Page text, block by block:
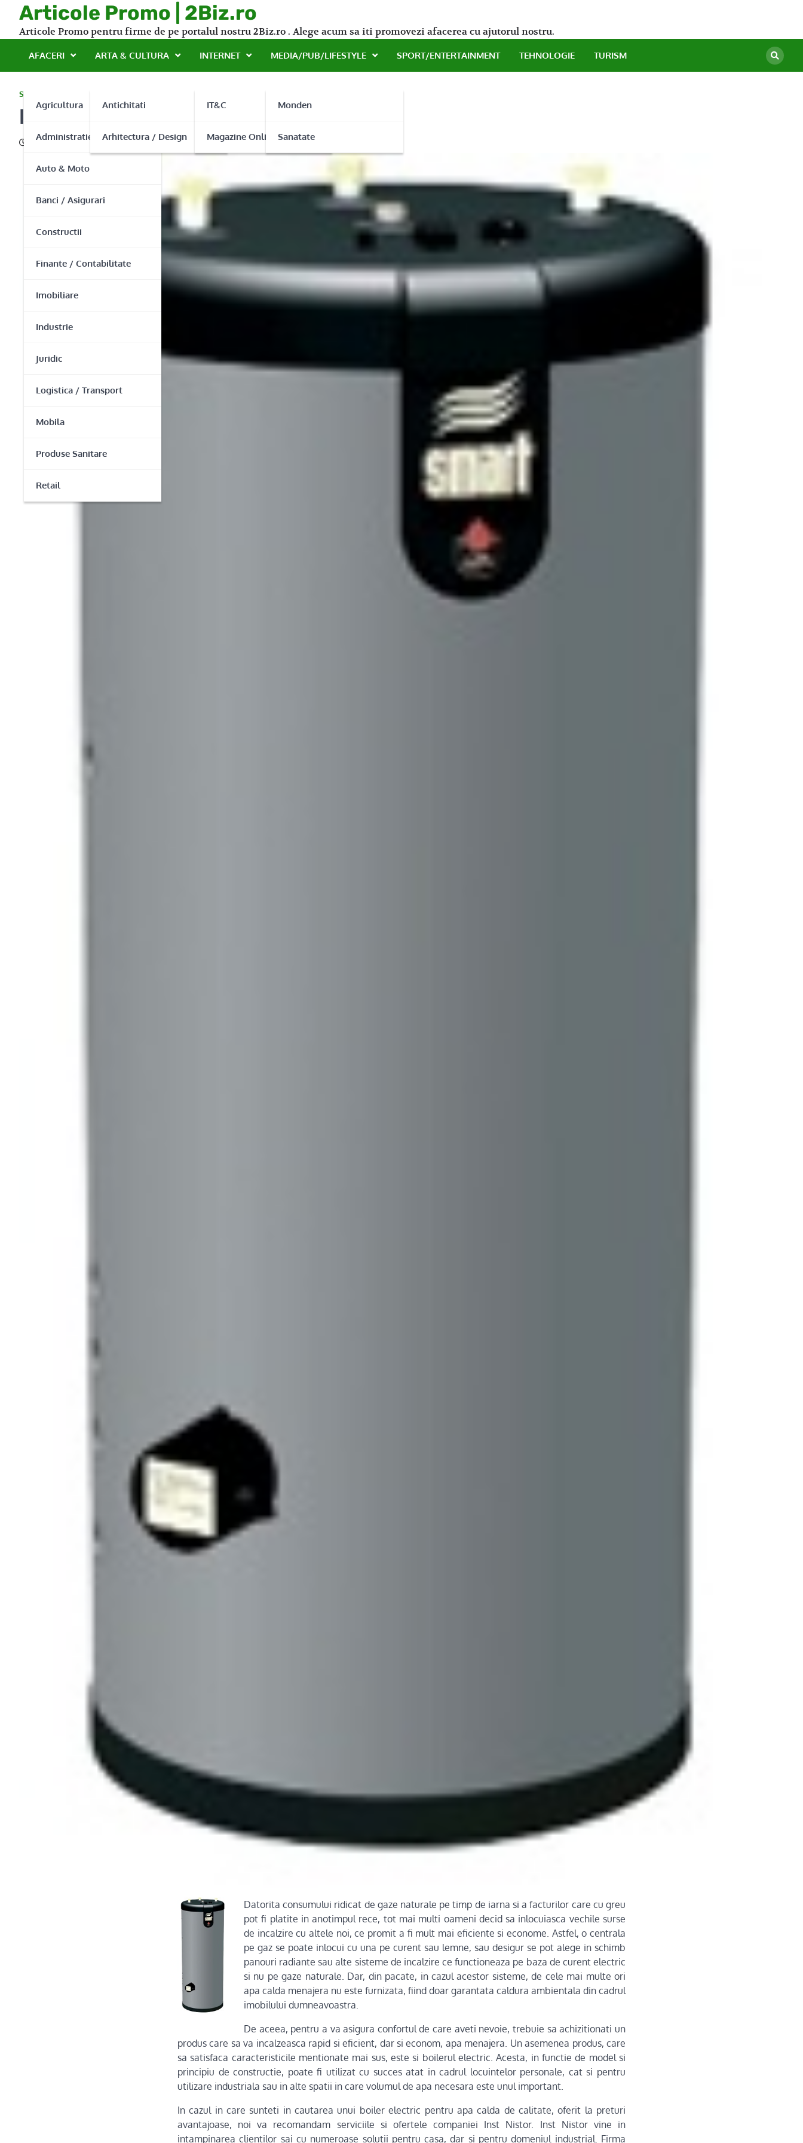
content
Articole Promo | 2Biz.ro
Articole Promo pentru firme de pe portalul nostru 2Biz.ro . Alege acum sa iti promovezi afacerea cu ajutorul nostru.
AFACERI
Agricultura
Administratie Publica
Auto & Moto
Banci / Asigurari
Constructii
Finante / Contabilitate
Imobiliare
Industrie
Juridic
Logistica / Transport
Mobila
Produse Sanitare
Retail
ARTA & CULTURA
Antichitati
Arhitectura / Design
INTERNET
IT&C
Magazine Online
MEDIA/PUB/LIFESTYLE
Monden
Sanatate
SPORT/ENTERTAINMENT TEHNOLOGIE TURISM
SERVICII
Inst Nistor: Solutii pentru casa ta
27/01/2014
Datorita consumului ridicat de gaze naturale pe timp de iarna si a facturilor care cu greu
pot fi platite in anotimpul rece, tot mai multi oameni decid sa inlocuiasca vechile surse
de incalzire cu altele noi, ce promit a fi mult mai eficiente si econome. Astfel, o centrala
pe gaz se poate inlocui cu una pe curent sau lemne, sau desigur se pot alege in schimb
panouri radiante sau alte sisteme de incalzire ce functioneaza pe baza de curent electric
si nu pe gaze naturale. Dar, din pacate, in cazul acestor sisteme, de cele mai multe ori
apa calda menajera nu este furnizata, fiind doar garantata caldura ambientala din cadrul
imobilului dumneavoastra.
De aceea, pentru a va asigura confortul de care aveti nevoie, trebuie sa achizitionati un
produs care sa va incalzeasca rapid si eficient, dar si econom, apa menajera. Un asemenea produs, care
sa satisfaca caracteristicile mentionate mai sus, este si boilerul electric. Acesta, in functie de model si
principiu de constructie, poate fi utilizat cu succes atat in cadrul locuintelor personale, cat si pentru
utilizare industriala sau in alte spatii in care volumul de apa necesara este unul important.
In cazul in care sunteti in cautarea unui boiler electric pentru apa calda de calitate, oferit la preturi
avantajoase, noi va recomandam serviciile si ofertele companiei Inst Nistor. Inst Nistor vine in
intampinarea clientilor sai cu numeroase solutii pentru casa, dar si pentru domeniul industrial. Firma